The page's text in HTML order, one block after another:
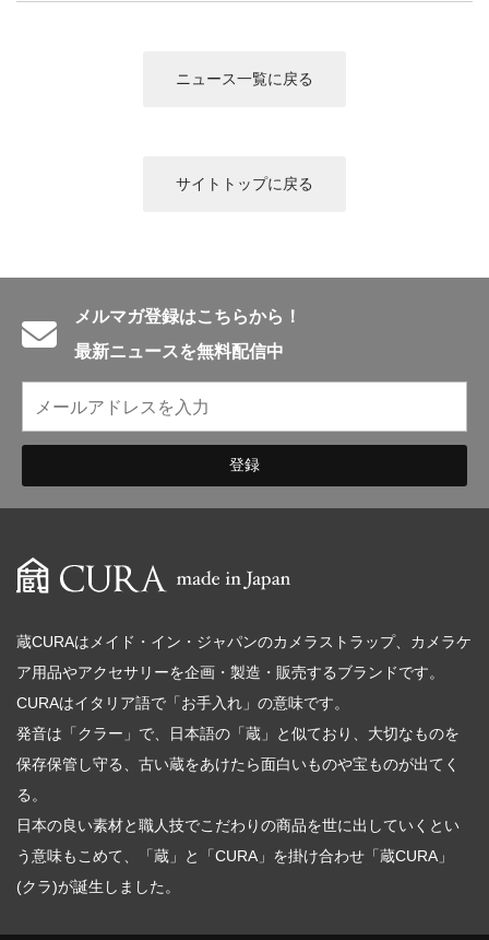
ニュース一覧に戻る
サイトトップに戻る
メルマガ登録はこちらから！
最新ニュースを無料配信中
蔵CURAはメイド・イン・ジャパンのカメラストラップ、カメラケ
ア用品やアクセサリーを企画・製造・販売するブランドです。
CURAはイタリア語で「お手入れ」の意味です。
発音は「クラー」で、日本語の「蔵」と似ており、大切なものを
保存保管し守る、古い蔵をあけたら面白いものや宝ものが出てく
る。
日本の良い素材と職人技でこだわりの商品を世に出していくとい
う意味もこめて、「蔵」と「CURA」を掛け合わせ「蔵CURA」
(クラ)が誕生しました。